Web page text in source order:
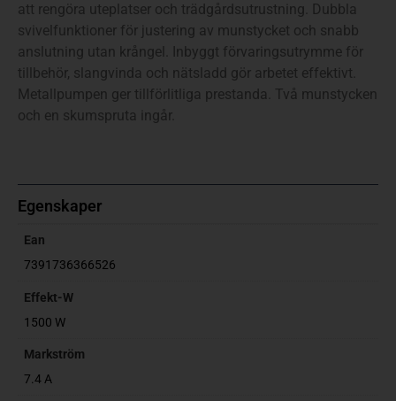
att rengöra uteplatser och trädgårdsutrustning. Dubbla
svivelfunktioner för justering av munstycket och snabb
anslutning utan krångel. Inbyggt förvaringsutrymme för
tillbehör, slangvinda och nätsladd gör arbetet effektivt.
Metallpumpen ger tillförlitliga prestanda. Två munstycken
och en skumspruta ingår.
Egenskaper
Ean
7391736366526
Effekt-W
1500 W
Markström
7.4 A